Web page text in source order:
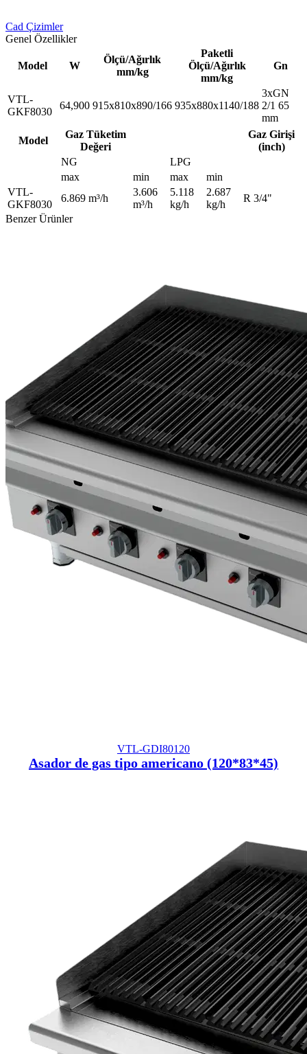
Cad Çizimler
Genel Özellikler
Model W
Ölçü/Ağırlık
mm/kg
Paketli
Ölçü/Ağırlık
mm/kg
Gn
VTL-
GKF8030
64,900 915x810x890/166 935x880x1140/188
3xGN
2/1 65
mm
Model
Gaz Tüketim
Değeri
Gaz Girişi
(inch)
NG
LPG
max
min max
min
VTL-
GKF8030
6.869 m³/h
3.606
m³/h
5.118
kg/h
2.687
kg/h
R 3/4"
Benzer Ürünler
VTL-GDI80120
Asador de gas tipo americano (120*83*45)